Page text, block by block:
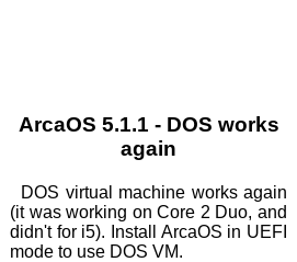
ArcaOS 5.1.1 - DOS works
again
DOS virtual machine works again
(it was working on Core 2 Duo, and
didn't for i5). Install ArcaOS in UEFI
mode to use DOS VM.